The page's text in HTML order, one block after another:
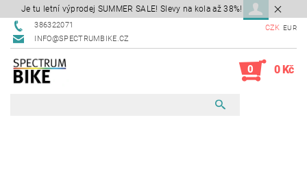
Je tu letní výprodej SUMMER SALE! Slevy na kola až 38%!
386322071
INFO@SPECTRUMBIKE.CZ
CZK EUR
0 0 Kč